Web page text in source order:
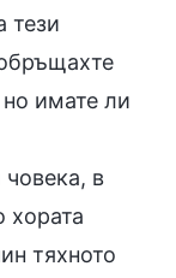
тези
имате ли
в
хората
тяхното